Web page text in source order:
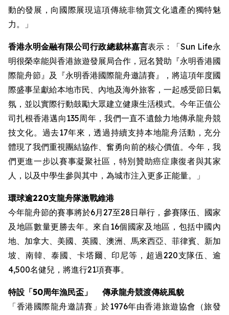
動的發展，向國際展現這項傳統非物質文化遺產的獨特魅
力。」
香港永明金融有限公司行政總裁林嘉言表示：「Sun Life永
明很榮幸能與香港旅遊發展局合作，冠名贊助『永明香港國
際龍舟節』及『永明香港國際龍舟邀請賽』，將這項年度國
際盛事呈獻給本地市民、內地及海外旅客，一起感受節日氣
氛，並以實際行動鼓勵大眾建立健康生活模式。今年正值公
司扎根香港邁向135周年，我們一直不遺餘力地傳承龍舟競
技文化。過去17年來，透過持續支持本地龍舟活動，充分
體現了我們重視團結協作、奮勇向前的核心價值。今年，我
們更進一步以賽事凝聚社區，特別贊助癌症康復者與其家
人，以及中學生參與其中，為城市注入更多正能量。」
環球逾220支龍舟隊激戰維港
今年龍舟節的賽事將於6月27至28日舉行，參賽隊伍、國家
及地區數量更勝去年。來自16個國家及地區，包括中國內
地、加拿大、美國、英國、澳洲、馬來西亞、菲律賓、新加
坡、南韓、泰國、卡塔爾、印尼等，超過220支隊伍、逾
4,500名健兒，將進行21項賽事。
特設 「50周年漁民盃」
傳承龍舟競渡傳統風貌
「香港國際龍舟邀請賽」於1976年由香港旅遊協會（旅發